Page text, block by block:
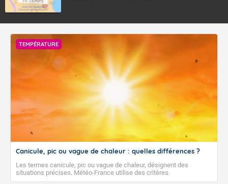
TEMPÉRATURE
Canicule, pic ou vague de chaleur : quelles différences ?
Les termes canicule, pic ou vague de chaleur, désignent des
situations précises. Météo-France utilise des critères
climatologiques pour évaluer et qualifier les épisodes de chaleur qui